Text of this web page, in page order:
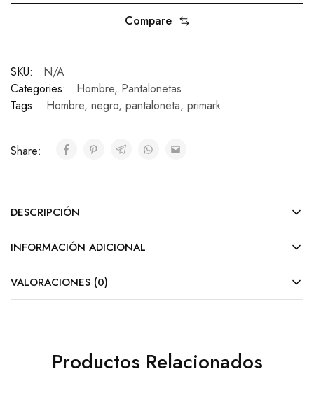
Compare
SKU:
N/A
Categories:
Hombre, Pantalonetas
Tags:
Hombre, negro, pantaloneta, primark
Share:
DESCRIPCIÓN
INFORMACIÓN ADICIONAL
VALORACIONES (0)
Productos Relacionados